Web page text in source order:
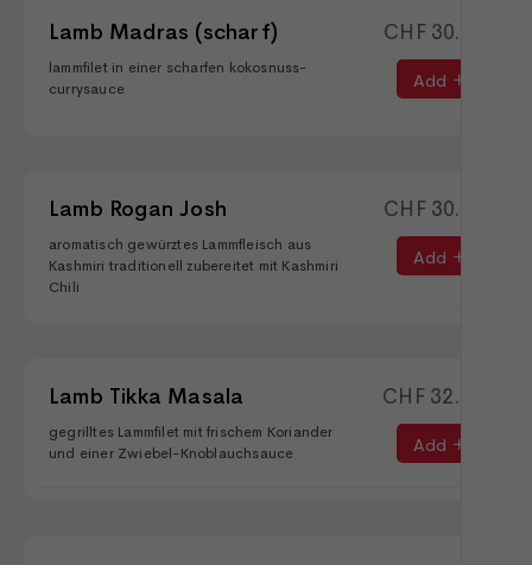
Lamb Madras (scharf)
lammfilet in einer scharfen kokosnuss-
currysauce
CHF30.90
Add
Lamb Rogan Josh
aromatisch gewürztes Lammfleisch aus
Kashmiri traditionell zubereitet mit Kashmiri
Chili
CHF30.90
Add
Lamb Tikka Masala
gegrilltes Lammfilet mit frischem Koriander
und einer Zwiebel-Knoblauchsauce
CHF32.90
Add